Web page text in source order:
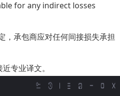
for any indirect losses
，承包商应对任何间接损失承担
专业译文。